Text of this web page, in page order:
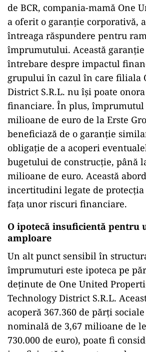
de BCR, compania-mamă One
a oferit o garanție corporativă,
întreaga răspundere pentru
împrumutului. Această
întrebare despre impactul
grupului în cazul în care filiala
District S.R.L. nu își poate
financiare. În plus, împrumutul
milioane de euro de la Erste
beneficiază de o garanție
obligație de a acoperi
bugetului de construcție, până
milioane de euro. Această
incertitudini legate de
fața unor riscuri financiare.
O ipotecă insuficientă pentru
amploare
Un alt punct sensibil în
împrumuturi este ipoteca pe
deținute de One United
Technology District S.R.L.
acoperă 367.360 de părți
nominală de 3,67 milioane de
730.000 de euro), poate fi